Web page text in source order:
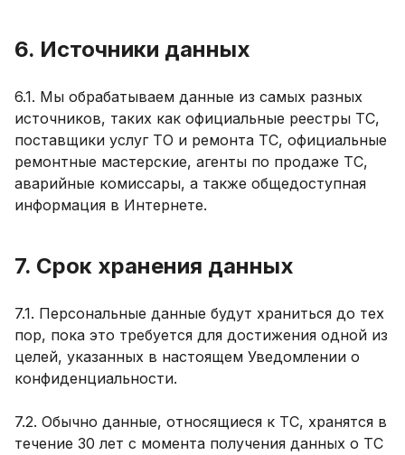
6. Источники данных
6.1. Мы обрабатываем данные из самых разных
источников, таких как официальные реестры ТС,
поставщики услуг ТО и ремонта ТС, официальные
ремонтные мастерские, агенты по продаже ТС,
аварийные комиссары, а также общедоступная
информация в Интернете.
7. Срок хранения данных
7.1. Персональные данные будут храниться до тех
пор, пока это требуется для достижения одной из
целей, указанных в настоящем Уведомлении о
конфиденциальности.
7.2. Обычно данные, относящиеся к ТС, хранятся в
течение 30 лет с момента получения данных о ТС